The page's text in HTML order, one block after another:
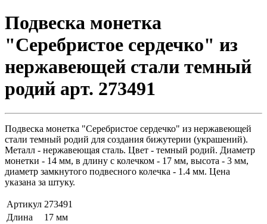
Подвеска монетка
"Серебристое сердечко" из
нержавеющей стали темный
родий арт. 273491
Подвеска монетка "Серебристое сердечко" из нержавеющей
стали темный родий для создания бижутерии (украшений).
Металл - нержавеющая сталь. Цвет - темный родий. Диаметр
монетки - 14 мм, в длину с колечком - 17 мм, высота - 3 мм,
диаметр замкнутого подвесного колечка - 1.4 мм. Цена
указана за штуку.
Артикул 273491
Длина
17 мм